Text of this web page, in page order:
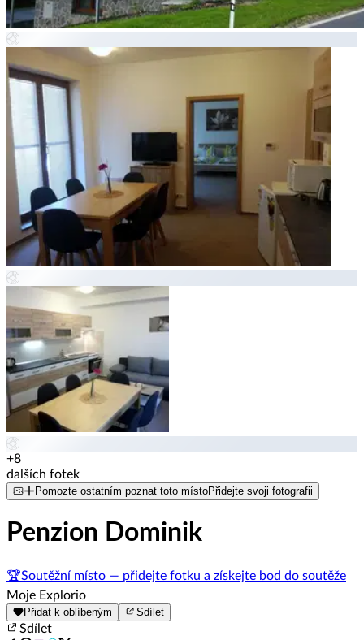
+8
dalších fotek
Pomozte ostatním poznat toto místoPřidejte svoji fotografii
Penzion Dominik
🏆Soutěžní místo — přidejte fotku a získejte bod do soutěže
Moje Explorio
Přidat k oblíbeným Sdílet
Sdílet